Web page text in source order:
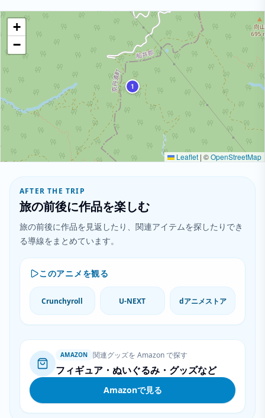
1
+
−
Leaflet | ©OpenStreetMap
AFTER THE TRIP
旅の前後に作品を楽しむ
旅の前後に作品を見返したり、関連アイテムを探したりでき
る導線をまとめています。
このアニメを観る
Crunchyroll U-NEXT dアニメストア
AMAZON 関連グッズを Amazon で探す
フィギュア・ぬいぐるみ・グッズなど
Amazonで見る